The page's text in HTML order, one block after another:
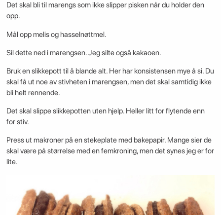
Det skal bli til marengs som ikke slipper pisken når du holder den
opp.
Mål opp melis og hasselnøttmel.
Sil dette ned i marengsen. Jeg silte også kakaoen.
Bruk en slikkepott til å blande alt. Her har konsistensen mye å si. Du
skal få ut noe av stivheten i marengsen, men det skal samtidig ikke
bli helt rennende.
Det skal slippe slikkepotten uten hjelp. Heller litt for flytende enn
for stiv.
Press ut makroner på en stekeplate med bakepapir. Mange sier de
skal være på størrelse med en femkroning, men det synes jeg er for
lite.